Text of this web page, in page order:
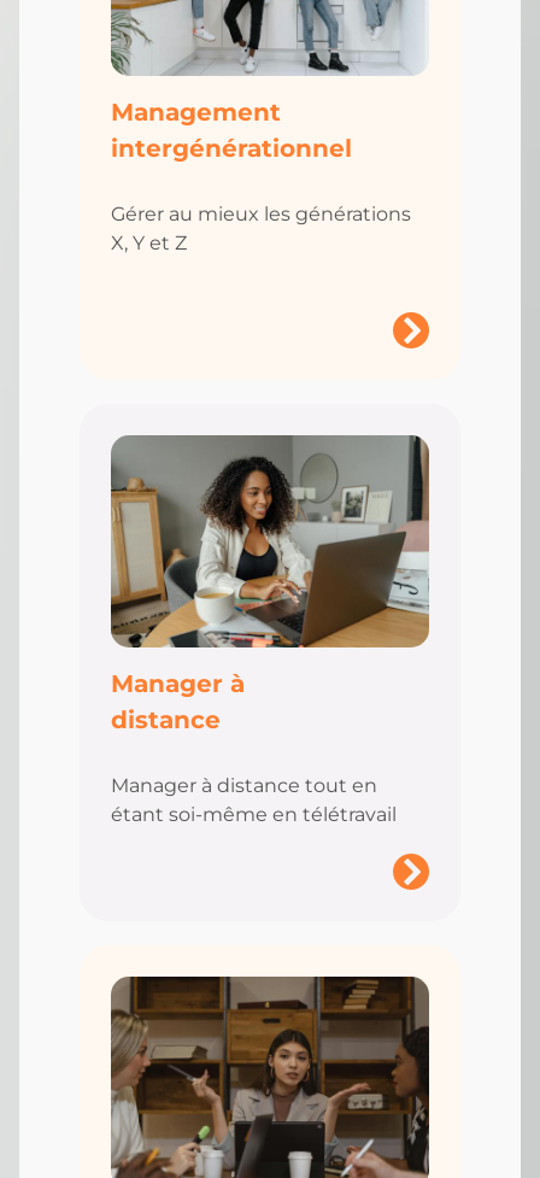
Management
intergénérationnel
Gérer au mieux les générations
X, Y et Z
Manager à
distance
Manager à distance tout en
étant soi-même en télétravail